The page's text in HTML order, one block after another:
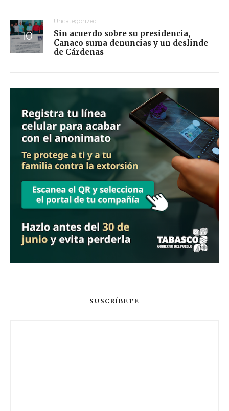
Uncategorized
Sin acuerdo sobre su presidencia,
Canaco suma denuncias y un deslinde
de Cárdenas
SUSCRÍBETE